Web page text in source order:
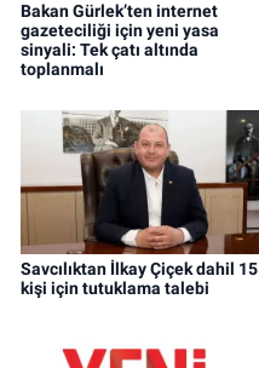
Bakan Gürlek’ten internet
gazeteciliği için yeni yasa
sinyali: Tek çatı altında
toplanmalı
Savcılıktan İlkay Çiçek dahil 15
kişi için tutuklama talebi